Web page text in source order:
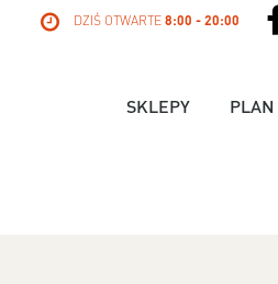
DZIŚ OTWARTE 8:00 - 20:00
SKLEPY PLAN